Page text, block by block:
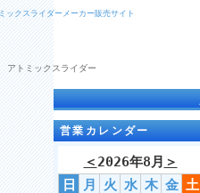
ックスライダーメーカー販売サイト
トミックスライダー
営業カレンダー
＜2026年8月 ＞
日
月 火 水 木 金 土